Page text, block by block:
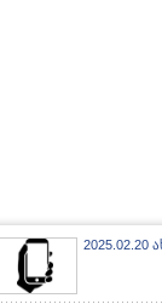
2025.02.20